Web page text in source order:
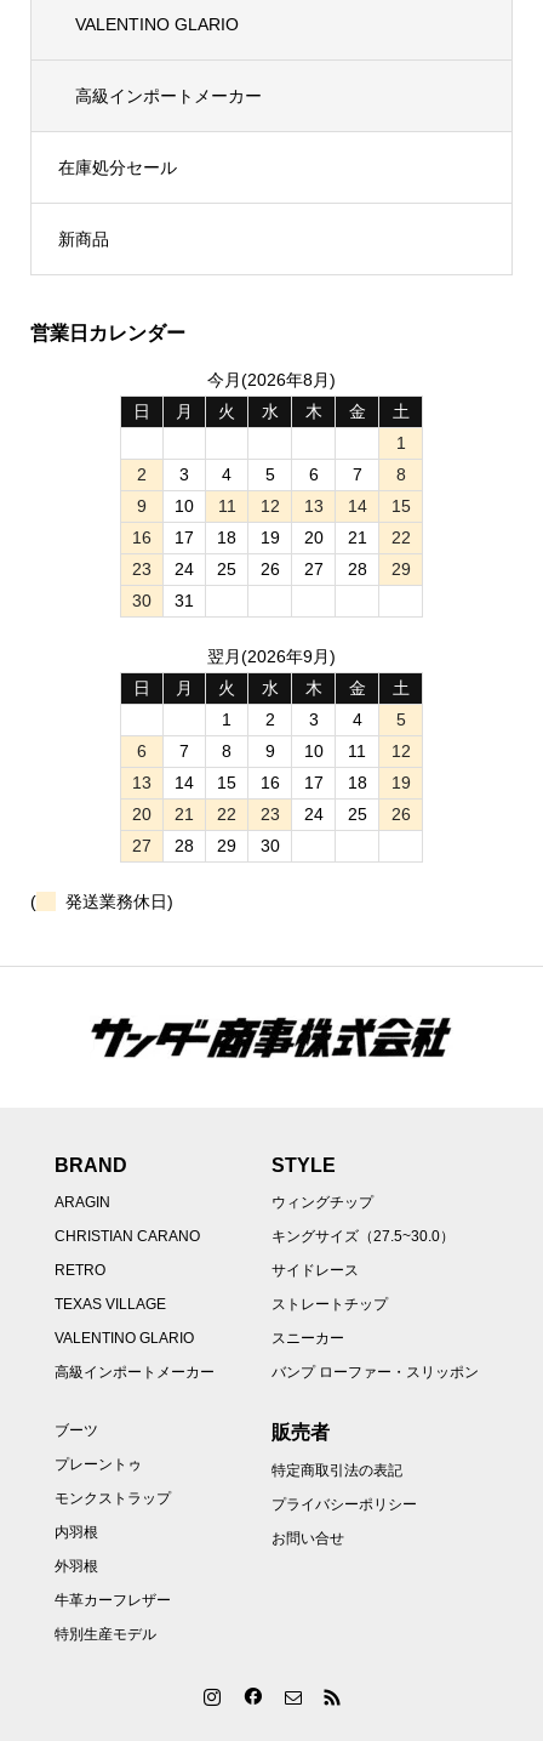
VALENTINO GLARIO
高級インポートメーカー
在庫処分セール
新商品
営業日カレンダー
今月(2026年8月)
日
月 火 水 木 金
土
1
2
3 4 5 6 7
8
9
10 11 12 13 14
15
16
17 18 19 20 21
22
23
24 25 26 27 28
29
30
31
翌月(2026年9月)
日
月 火 水 木 金
土
1
2 3 4
5
6
7 8 9 10 11
12
13
14 15 16 17 18
19
20
21 22 23 24 25
26
27
28 29 30
( 発送業務休日)
BRAND
ARAGIN
CHRISTIAN CARANO
RETRO
TEXAS VILLAGE
VALENTINO GLARIO
高級インポートメーカー
STYLE
ウィングチップ
キングサイズ（27.5~30.0）
サイドレース
ストレートチップ
スニーカー
バンプ ローファー・スリッポン
ブーツ
プレーントゥ
モンクストラップ
内羽根
外羽根
牛革カーフレザー
特別生産モデル
販売者
特定商取引法の表記
プライバシーポリシー
お問い合せ